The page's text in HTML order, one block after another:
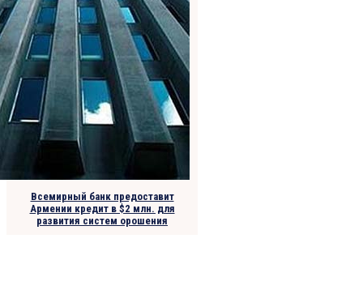
Всемирный банк предоставит
Армении кредит в $2 млн. для
развития систем орошения